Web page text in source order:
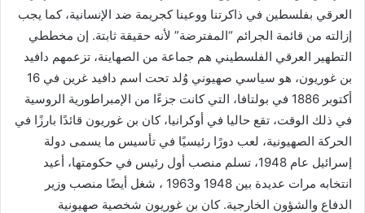
العرقي بفلسطين في ذاكرتنا ووعينا كجريمة ضد الإنسانية، كما يجب
إزالته من قائمة الجرائم “المفترضة” لأنه حقيقة ثابتة. إن مخططي
التطهير العرقي الفلسطيني هم جماعة من الصهاينة، تزعمهم دافيد
بن غوريون، هو سياسي صهيوني وُلد تحت اسم دافيد غرين في 16
أكتوبر 1886 في بولتافا، التي كانت جزءًا من الإمبراطورية الروسية
في ذلك الوقت، تقع حاليا في أوكرانيا، كان بن غوريون قائدًا بارزًا في
الحركة الصهيونية، لعب دورًا رئيسيًا في تأسيس ما يسمى دولة
إسرائيل عام 1948، تسلم منصب أول رئيس في حكومتها، أعيد
انتخابه مرات عديدة بين 1948 و1963 ، شغل أيضًا منصب وزير
الدفاع والشؤون الخارجية. كان بن غوريون شخصية صهيونية